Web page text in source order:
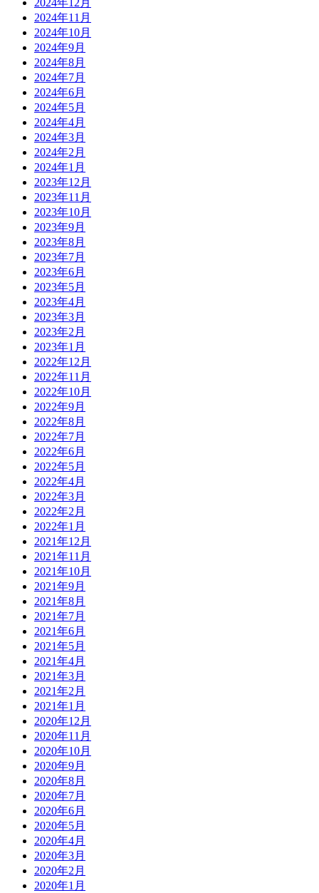
2024年12月
2024年11月
2024年10月
2024年9月
2024年8月
2024年7月
2024年6月
2024年5月
2024年4月
2024年3月
2024年2月
2024年1月
2023年12月
2023年11月
2023年10月
2023年9月
2023年8月
2023年7月
2023年6月
2023年5月
2023年4月
2023年3月
2023年2月
2023年1月
2022年12月
2022年11月
2022年10月
2022年9月
2022年8月
2022年7月
2022年6月
2022年5月
2022年4月
2022年3月
2022年2月
2022年1月
2021年12月
2021年11月
2021年10月
2021年9月
2021年8月
2021年7月
2021年6月
2021年5月
2021年4月
2021年3月
2021年2月
2021年1月
2020年12月
2020年11月
2020年10月
2020年9月
2020年8月
2020年7月
2020年6月
2020年5月
2020年4月
2020年3月
2020年2月
2020年1月